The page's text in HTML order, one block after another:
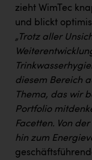
Österreichischer
Orlen
Passage Linz
PEZ
PÜSPÖK
REMAX
RE/MAX Welcome
zieht WimTec
und blickt
„Trotz aller
diesem Bereich
Thema, das wir
Portfolio
Facetten. Von
hin zum